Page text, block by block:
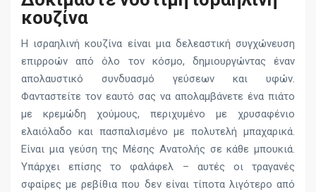
κουζίνα
Η ισραηλινή κουζίνα είναι μια δελεαστική συγχώνευση
επιρροών από όλο τον κόσμο, δημιουργώντας έναν
απολαυστικό συνδυασμό γεύσεων και υφών.
Φανταστείτε τον εαυτό σας να απολαμβάνετε ένα πιάτο
με κρεμώδη χούμους, περιχυμένο με χρυσαφένιο
ελαιόλαδο και πασπαλισμένο με πολυτελή μπαχαρικά.
Είναι μια γεύση της Μέσης Ανατολής σε κάθε μπουκιά.
Υπάρχει επίσης το φαλάφελ – αυτές οι τραγανές
σφαίρες με ρεβίθια που δεν είναι τίποτα λιγότερο από